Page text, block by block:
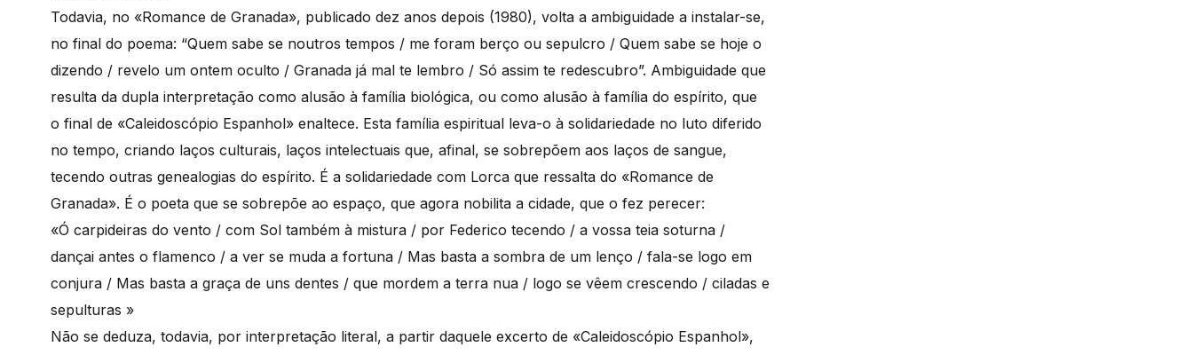
Todavia, no «Romance de Granada», publicado dez anos depois (1980), volta a ambiguidade a instalar-se,
no final do poema: “Quem sabe se noutros tempos / me foram berço ou sepulcro / Quem sabe se hoje o
dizendo / revelo um ontem oculto / Granada já mal te lembro / Só assim te redescubro”. Ambiguidade que
resulta da dupla interpretação como alusão à família biológica, ou como alusão à família do espírito, que
o final de «Caleidoscópio Espanhol» enaltece. Esta família espiritual leva-o à solidariedade no luto diferido
no tempo, criando laços culturais, laços intelectuais que, afinal, se sobrepõem aos laços de sangue,
tecendo outras genealogias do espírito. É a solidariedade com Lorca que ressalta do «Romance de
Granada». É o poeta que se sobrepõe ao espaço, que agora nobilita a cidade, que o fez perecer:
«Ó carpideiras do vento / com Sol também à mistura / por Federico tecendo / a vossa teia soturna /
dançai antes o flamenco / a ver se muda a fortuna / Mas basta a sombra de um lenço / fala-se logo em
conjura / Mas basta a graça de uns dentes / que mordem a terra nua / logo se vêem crescendo / ciladas e
sepulturas »
Não se deduza, todavia, por interpretação literal, a partir daquele excerto de «Caleidoscópio Espanhol»,